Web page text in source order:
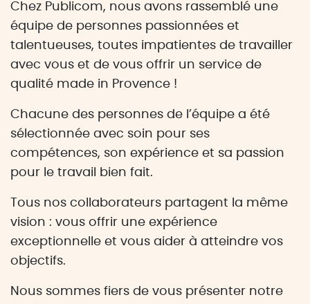
Chez Publicom, nous avons rassemblé une
équipe de personnes passionnées et
talentueuses, toutes impatientes de travailler
avec vous et de vous offrir un service de
qualité made in Provence !
Chacune des personnes de l’équipe a été
sélectionnée avec soin pour ses
compétences, son expérience et sa passion
pour le travail bien fait.
Tous nos collaborateurs partagent la même
vision : vous offrir une expérience
exceptionnelle et vous aider à atteindre vos
objectifs.
Nous sommes fiers de vous présenter notre